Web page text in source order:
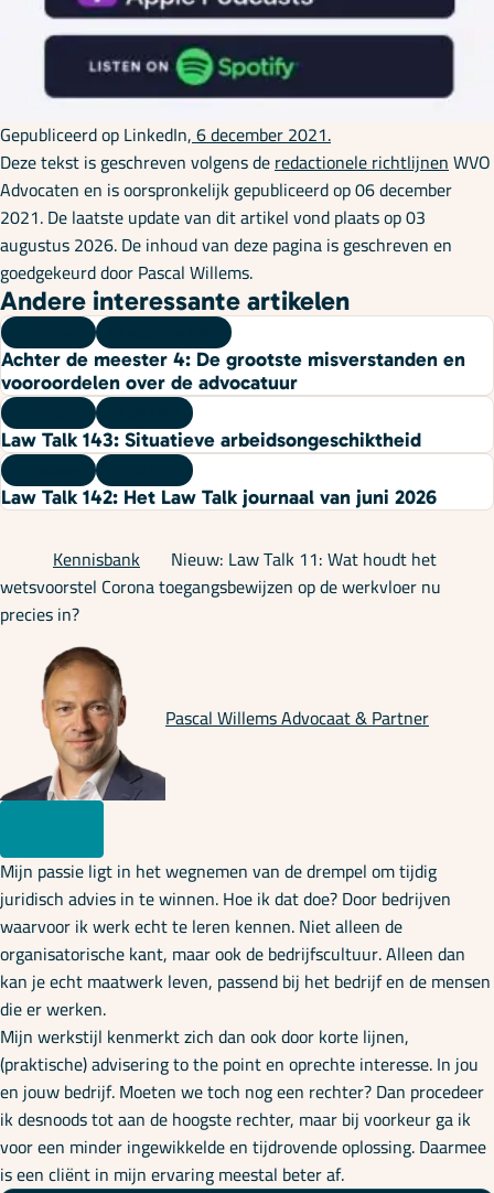
Gepubliceerd op LinkedIn,6 december 2021.
Deze tekst is geschreven volgens deredactionele richtlijnenWVO
Advocaten en is oorspronkelijk gepubliceerd op 06 december
2021. De laatste update van dit artikel vond plaats op 03
augustus 2026. De inhoud van deze pagina is geschreven en
goedgekeurd door Pascal Willems.
Andere interessante artikelen
Achter de meester 4: De grootste misverstanden en
vooroordelen over de advocatuur
Law Talk 143: Situatieve arbeidsongeschiktheid
Law Talk 142: Het Law Talk journaal van juni 2026
Kennisbank
Nieuw: Law Talk 11: Wat houdt het
wetsvoorstel Corona toegangsbewijzen op de werkvloer nu
precies in?
Pascal WillemsAdvocaat & Partner
Mijn passie ligt in het wegnemen van de drempel om tijdig
juridisch advies in te winnen. Hoe ik dat doe? Door bedrijven
waarvoor ik werk echt te leren kennen. Niet alleen de
organisatorische kant, maar ook de bedrijfscultuur. Alleen dan
kan je echt maatwerk leven, passend bij het bedrijf en de mensen
die er werken.
Mijn werkstijl kenmerkt zich dan ook door korte lijnen,
(praktische) advisering to the point en oprechte interesse. In jou
en jouw bedrijf. Moeten we toch nog een rechter? Dan procedeer
ik desnoods tot aan de hoogste rechter, maar bij voorkeur ga ik
voor een minder ingewikkelde en tijdrovende oplossing. Daarmee
is een cliënt in mijn ervaring meestal beter af.